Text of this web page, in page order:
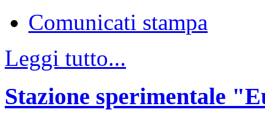
Comunicati stampa
Leggi tutto...
Stazione sperimentale